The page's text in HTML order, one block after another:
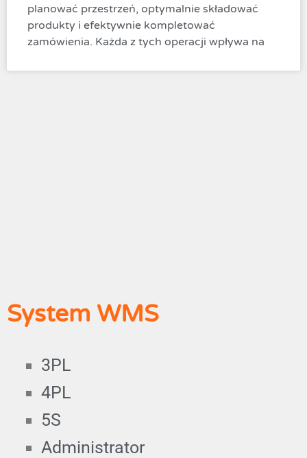
planować przestrzeń, optymalnie składować
produkty i efektywnie kompletować
zamówienia. Każda z tych operacji wpływa na
System WMS
3PL
4PL
5S
Administrator